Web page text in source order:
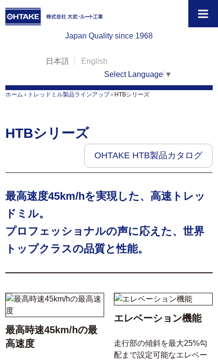
Japan Quality since 1968
日本語
English
Select Language ▼
ホーム › トレッドミル製品ラインアップ › HTBシリーズ
HTBシリーズ
OHTAKE HTB製品カタログ
最高速度45km/hを実現した、高速トレッ
ドミル。
プロフェッショナルの声に応えた、世界
トップクラスの品質と性能。
最高時速45km/hの最
高速度
エレベーション機能
走行部の傾斜を最大25%勾
配まで設定可能なエレベー